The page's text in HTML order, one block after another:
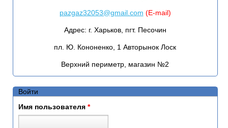
pazgaz32053@gmail.com (E-mail)
Адрес: г. Харьков, пгт. Песочин
пл. Ю. Кононенко, 1 Авторынок Лоск
Верхний периметр, магазин №2
Войти
Имя пользователя *